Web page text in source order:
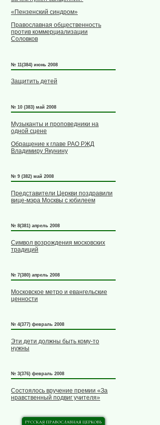
«Пензенский синдром»
Православная общественность
против коммерциализации
Соловков
№ 11(384) июнь 2008
Защитить детей
№ 10 (383) май 2008
Музыканты и проповедники на
одной сцене
Обращение к главе РАО РЖД
Владимиру Якунину
№ 9 (382) май 2008
Представители Церкви поздравили
вице-мэра Москвы с юбилеем
№ 8(381) апрель 2008
Символ возрождения московских
традиций
№ 7(380) апрель 2008
Московское метро и евангельские
ценности
№ 4(377) февраль 2008
Эти дети должны быть кому-то
нужны
№ 3(376) февраль 2008
Состоялось вручение премии «За
нравственный подвиг учителя»